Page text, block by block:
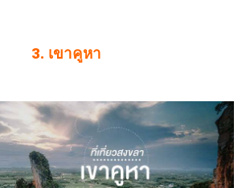
3. เขาคูหา